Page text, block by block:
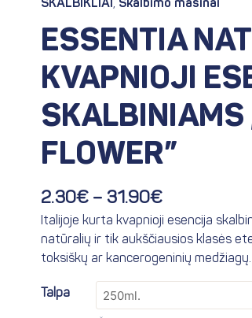
SKALBIKLIAI , Skalbimo mašinai
ESSENTIA
KVAPNIOJI
SKALBINIAMS
FLOWER”
2.30€ – 31.90€
through
31.90€
Italijoje kurta kvapnioji esencija
natūralių ir tik aukščiausios klasės
toksiškų ar kancerogeninių medžiagų.
Talpa
kvapnioji
esencija
skalbiniams
"Cotton
Flower"